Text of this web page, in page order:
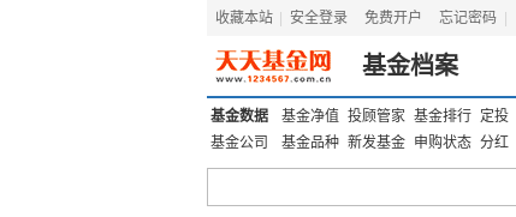
收藏本站 安全登录 免费开户 忘记密码
基金档案
基金数据 基金净值 投顾管家 基金排行 定投
基金公司
基金品种 新发基金 申购状态 分红